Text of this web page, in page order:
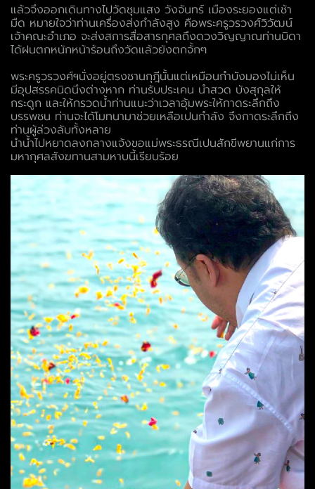
แล้วจึงออกเดินทางไปวัดชุมแสง วังจันทร์ เมืองระยองแต่เช้า
มืด หมายใจว่าท่านเครื่องส่งกำลังสูง คือพระครูวรวงศ์วิวัฒน์
เจ้าคณะอำเภอ จะส่งสการสื่อสารกุศลถึงดวงวิญญาณท่านบิดา
ได้ฝนตกหนักหน้าร้อนถึงวัดแล้วยังตกจั้กๆ
พระครูวรวงศ์ฯนั่งอยู่ตรงชานกุฎีนั้นแต่เหมือนกำบังมองไม่เห็น
มีอุปสรรคนิดนึงต่างหาก ท่านรับประเคน นำสวด บังสุกุลให้
กระดูก และให้กรวดน้ำท่านแนะว่าเวลาอุ้มพระให้กาดระลึกถึง
บรรพชน ท่านจะได้โมทนามาช่วยเหลือเปนกำลัง จึงกาดระลึกถึง
ท่านผู้ล่วงลับทั้งหลาย
นำน้ำไปหยาดลงกลางแจ้งขอแม่พระธรณีเปนสักขีพยานแก่การ
มหากุศลสังฆทานสามหาบนี้เรียบร้อย